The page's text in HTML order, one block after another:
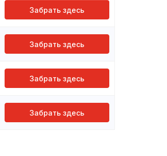
Забрать здесь
Забрать здесь
Забрать здесь
Забрать здесь